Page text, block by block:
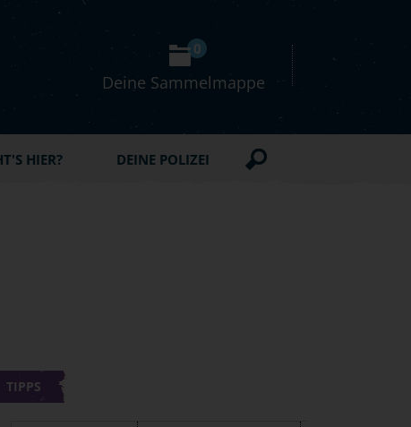
Deine Sammelmappe
0
HIER? DEINE POLIZEI
TIPPS